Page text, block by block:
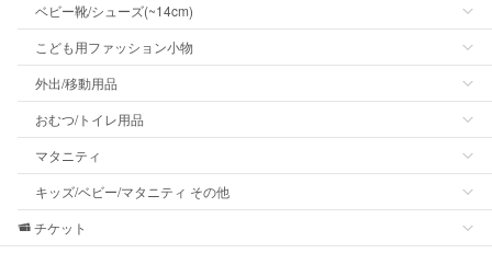
ベビー靴/シューズ(~14cm)
こども用ファッション小物
外出/移動用品
おむつ/トイレ用品
マタニティ
キッズ/ベビー/マタニティ その他
チケット